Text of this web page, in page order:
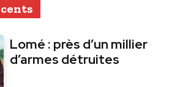
Lomé : près d’un millier
d’armes détruites